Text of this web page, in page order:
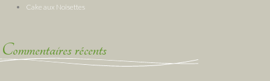
Cake aux Noisettes
Commentaires récents